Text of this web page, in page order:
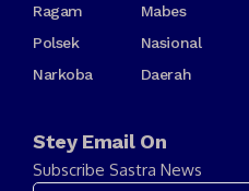
Ragam
Mabes
Polsek
Nasional
Narkoba
Daerah
Stey Email On
Subscribe Sastra News